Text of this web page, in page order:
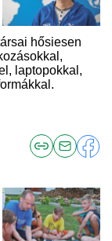
hősiesen
laptopokkal,